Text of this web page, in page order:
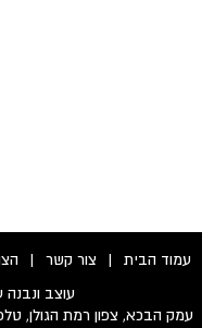
עמוד הבית | צור קשר |
עוצב ונבנה
עמק הבכא, צפון רמת הגולן,